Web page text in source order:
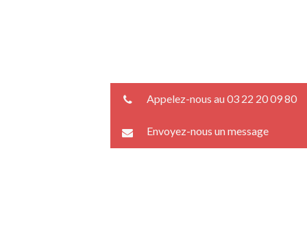
Appelez-nous au 03 22 20 09 80
Envoyez-nous un message